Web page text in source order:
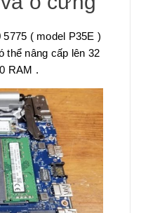
( model P35E )
thể nâng cấp lên 32
RAM .